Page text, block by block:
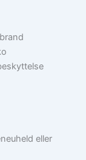
eller